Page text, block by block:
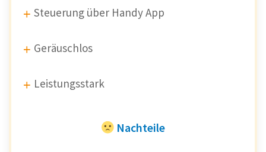
Steuerung über Handy App
Geräuschlos
Leistungsstark
Nachteile